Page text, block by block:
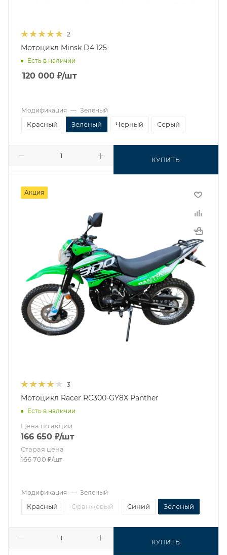
2
Мотоцикл Minsk D4 125
Есть в наличии
120 000 ₽/шт
КУПИТЬ
Модификация — Зеленый
Красный Зеленый Черный Серый
Акция
3
Мотоцикл Racer RC300-GY8Х Panther
Есть в наличии
Цена по акции
166 650 ₽/шт
Старая цена
166 700₽/шт
КУПИТЬ
Модификация — Зеленый
Красный Оранжевый Синий Зеленый